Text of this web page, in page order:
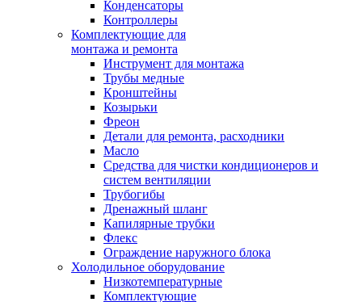
Конденсаторы
Контроллеры
Комплектующие для
монтажа и ремонта
Инструмент для монтажа
Трубы медные
Кронштейны
Козырьки
Фреон
Детали для ремонта, расходники
Масло
Средства для чистки кондиционеров и
систем вентиляции
Трубогибы
Дренажный шланг
Капилярные трубки
Флекс
Ограждение наружного блока
Холодильное оборудование
Низкотемпературные
Комплектующие